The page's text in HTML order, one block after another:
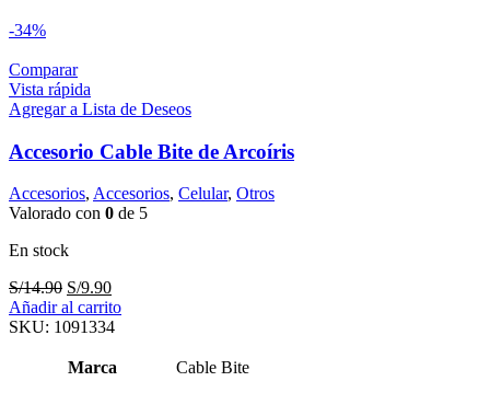
-34%
Comparar
Vista rápida
Agregar a Lista de Deseos
Accesorio Cable Bite de Arcoíris
Accesorios, Accesorios, Celular, Otros
Valorado con 0 de 5
En stock
S/14.90 El
precio
original
S/14.90.
S/9.90El
precio
actual
S/9.90.
Añadir al carrito
SKU: 1091334
Marca Cable Bite